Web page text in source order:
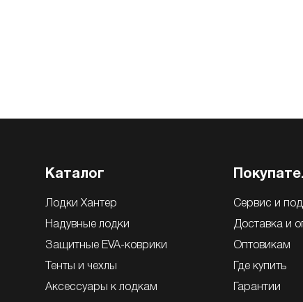
Каталог
Лодки Хантер
Надувные лодки
Защитные EVA-коврики
Тенты и чехлы
Аксессуары к лодкам
Сервис и
Доставка и
Оптовикам
Где купить
Гарантии